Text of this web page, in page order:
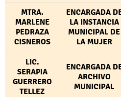
MTRA.
MARLENE
PEDRAZA
CISNEROS
ENCARGADA
LA INSTANCIA
MUNICIPAL DE
LA MUJER
LIC.
SERAPIA
GUERRERO
TELLEZ
ENCARGADA
ARCHIVO
MUNICIPAL